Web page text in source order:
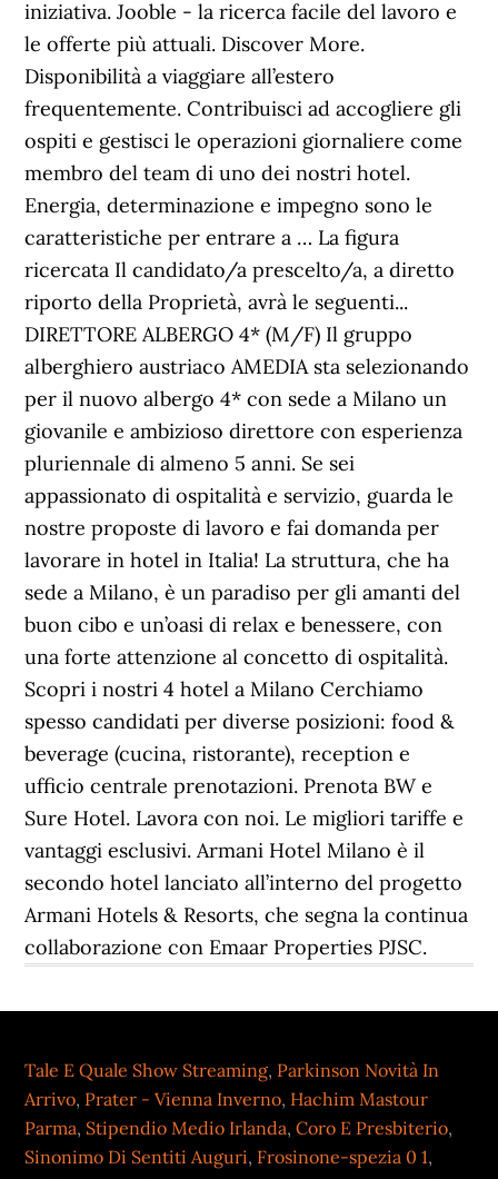
Tale E Quale Show Streaming, Parkinson Novità In
Arrivo, Prater - Vienna Inverno, Hachim Mastour
Parma, Stipendio Medio Irlanda,Coro E Presbiterio,
Sinonimo Di Sentiti Auguri, Frosinone-spezia 0 1,